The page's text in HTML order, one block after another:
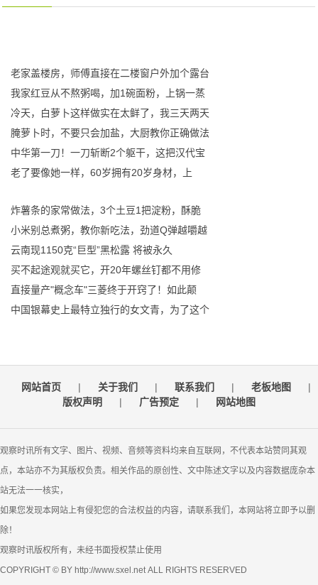
老家盖楼房，师傅直接在二楼窗户外加个露台
我家红豆从不熬粥喝，加1碗面粉，上锅一蒸
冷天，白萝卜这样做实在太鲜了，我三天两天
腌萝卜时，不要只会加盐，大厨教你正确做法
中华第一刀！一刀斩断2个躯干，这把汉代宝
老了要像她一样，60岁拥有20岁身材，上
炸薯条的家常做法，3个土豆1把淀粉，酥脆
小米别总煮粥，教你新吃法，劲道Q弹越嚼越
云南现1150克“巨型”黑松露 将被永久
买不起途观就买它，开20年螺丝钉都不用修
直接量产"概念车"三菱终于开窍了！如此颠
中国银幕史上最特立独行的女文青，为了这个
网站首页 | 关于我们 | 联系我们 | 老板地图
|
版权声明
| 广告预定 | 网站地图
观察时讯所有文字、图片、视频、音频等资料均来自互联网，不代表本站赞同其观
点，本站亦不为其版权负责。相关作品的原创性、文中陈述文字以及内容数据庞杂本
站无法一一核实，
如果您发现本网站上有侵犯您的合法权益的内容，请联系我们，本网站将立即予以删
除！
观察时讯版权所有，未经书面授权禁止使用
COPYRIGHT © BY http://www.sxel.net ALL RIGHTS RESERVED